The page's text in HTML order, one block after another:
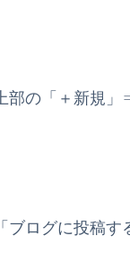
部の「＋新規
ログに投稿す